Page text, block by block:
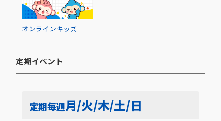
オンラインキッズ
定期イベント​
定期毎週月/火/木/土/日